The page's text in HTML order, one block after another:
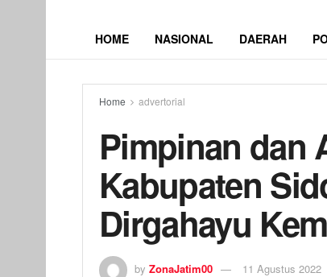
HOME NASIONAL DAERAH
Home advertorial
Pimpinan dan
Kabupaten
Dirgahayu
by ZonaJatim00 11 Agustus 2022